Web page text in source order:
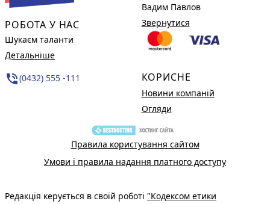
РОБОТА У НАС
Шукаєм таланти
Детальніше
phone_in_talk(0432) 555 -111
Вадим Павлов
Звернутися
КОРИСНЕ
Новини компаній
Огляди
Правила користування сайтом
Умови і правила надання платного доступу
Редакція керується в своїй роботі "Кодексом етики